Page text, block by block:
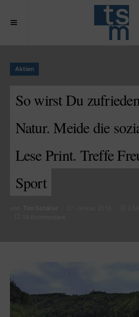
Aktien
So wirst Du
Natur. Meide die
Lese Print. Treffe
Sport